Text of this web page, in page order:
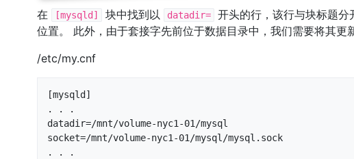
在 [mysqld] 块中找到以 datadir=
开头的行，该行与块标题
位置。 此外，由于套接字先前位于数据目录中，我们需要将其更
/etc/my.cnf
[mysqld]
. . .
datadir=/mnt/volume-nyc1-01/mysql
socket=/mnt/volume-nyc1-01/mysql/mysql.sock
. . .